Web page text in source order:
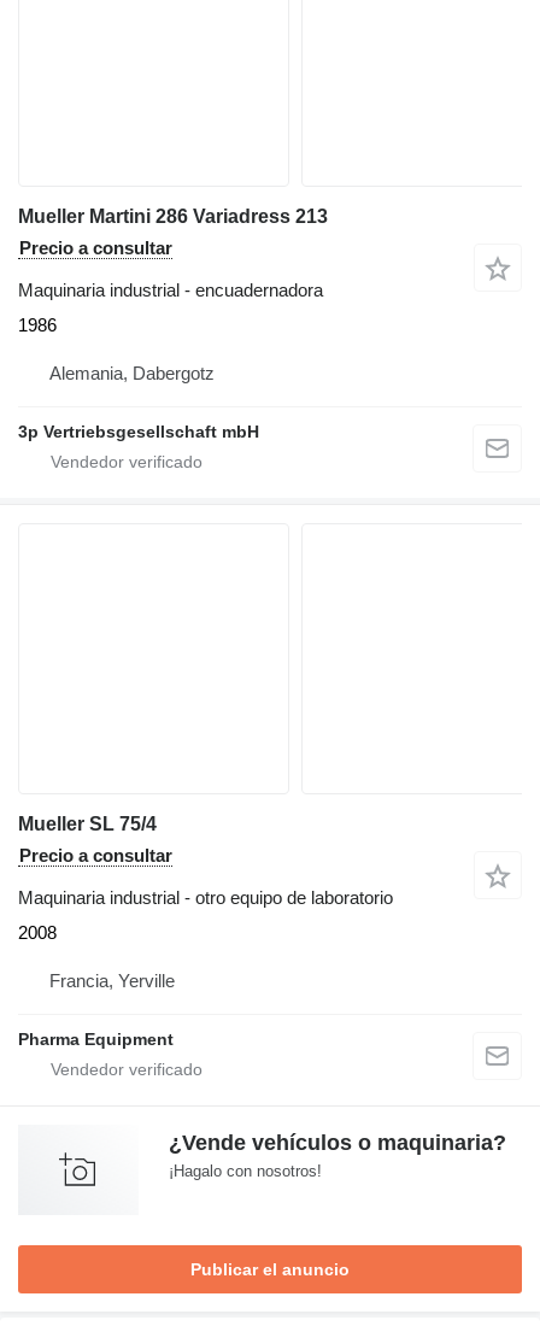
Mueller Martini 286 Variadress 213
Precio a consultar
Maquinaria industrial - encuadernadora
1986
Alemania, Dabergotz
3p Vertriebsgesellschaft mbH
Mueller SL 75/4
Precio a consultar
Maquinaria industrial - otro equipo de laboratorio
2008
Francia, Yerville
Pharma Equipment
¿Vende vehículos o maquinaria?
¡Hagalo con nosotros!
Publicar el anuncio